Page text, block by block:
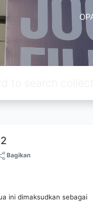
Bagikan
ini dimaksudkan sebagai